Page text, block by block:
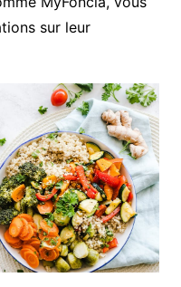
sur leur